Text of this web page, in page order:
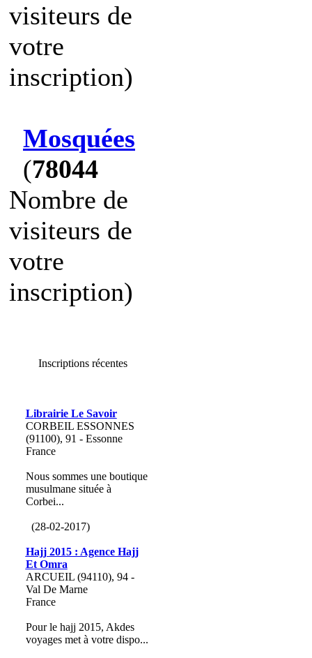
visiteurs de
votre
inscription)
Mosquées
(78044
Nombre de
visiteurs de
votre
inscription)
Inscriptions récentes
Librairie Le Savoir
CORBEIL ESSONNES
(91100), 91 - Essonne
France
Nous sommes une boutique
musulmane située à
Corbei...
(28-02-2017)
Hajj 2015 : Agence Hajj
Et Omra
ARCUEIL (94110), 94 -
Val De Marne
France
Pour le hajj 2015, Akdes
voyages met à votre dispo...